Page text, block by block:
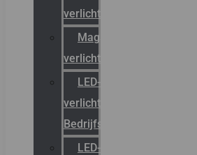
verlichting
Magazijn
verlichting
LED-
verlichting
Bedrijfshal
LED-